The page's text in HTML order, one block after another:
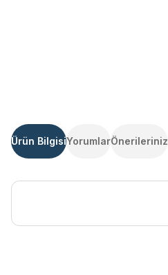
Ürün BilgisiYorumlarÖnerileriniz